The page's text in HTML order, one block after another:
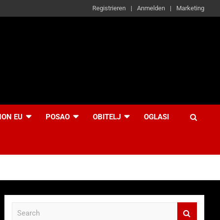
Registrieren Anmelden Marketing
EU POSAO OBITELJ OGLASI